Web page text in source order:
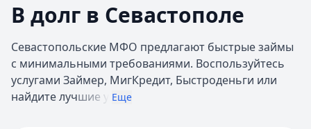
Казань
Астрахань
Б
Барнаул
Казань
А
Астрахань
Б
Барнаул
В долг в Севастополе
Севастопольские МФО предлагают быстрые займы
с минимальными требованиями. Воспользуйтесь
услугами Займер, МигКредит, Быстроденьги или
найдите лучшие у Еще